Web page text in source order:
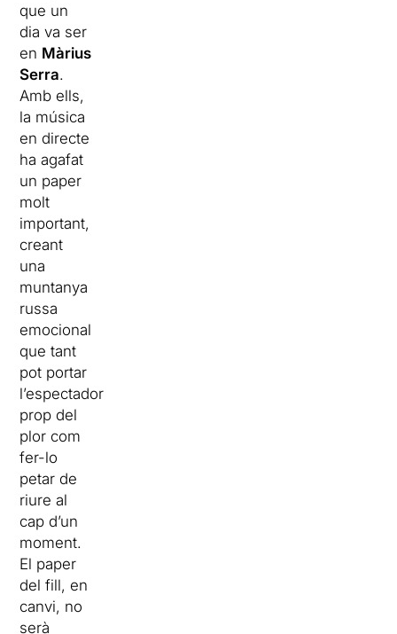
que un
dia va ser
en Màrius
Serra.
Amb ells,
la música
en directe
ha agafat
un paper
molt
important,
creant
una
muntanya
russa
emocional
que tant
pot portar
l’espectador
prop del
plor com
fer-lo
petar de
riure al
cap d’un
moment.
El paper
del fill, en
canvi, no
serà